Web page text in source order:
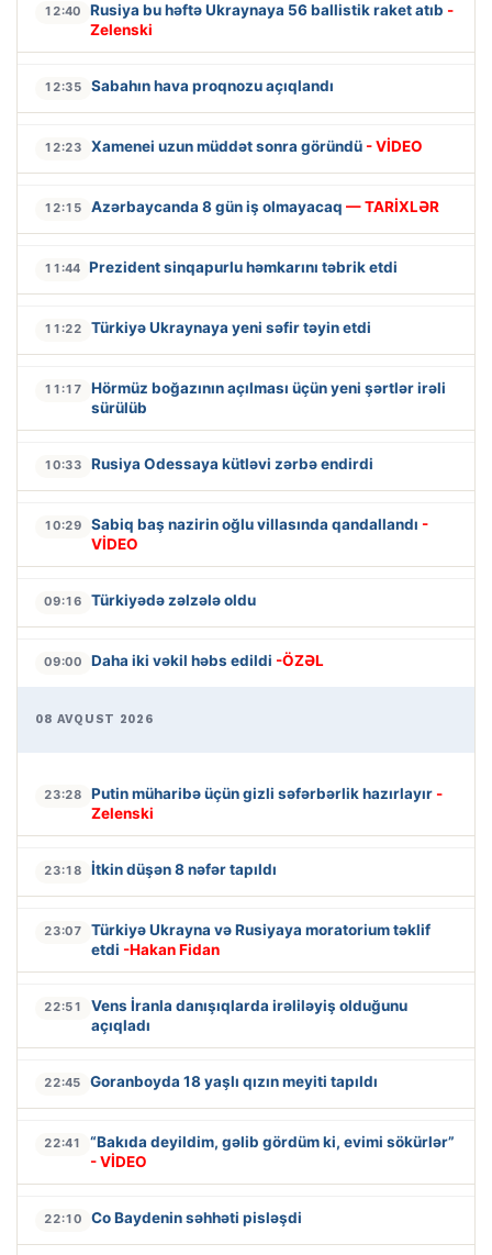
12:40 Rusiya bu həftə Ukraynaya 56 ballistik raket atıb -
Zelenski
12:35 Sabahın hava proqnozu açıqlandı
12:23 Xamenei uzun müddət sonra göründü - VİDEO
12:15 Azərbaycanda 8 gün iş olmayacaq — TARİXLƏR
11:44 Prezident sinqapurlu həmkarını təbrik etdi
11:22 Türkiyə Ukraynaya yeni səfir təyin etdi
11:17
Hörmüz boğazının açılması üçün yeni şərtlər irəli
sürülüb
10:33 Rusiya Odessaya kütləvi zərbə endirdi
10:29 Sabiq baş nazirin oğlu villasında qandallandı -
VİDEO
09:16 Türkiyədə zəlzələ oldu
09:00 Daha iki vəkil həbs edildi -ÖZƏL
08 AVQUST 2026
23:28 Putin müharibə üçün gizli səfərbərlik hazırlayır -
Zelenski
23:18 İtkin düşən 8 nəfər tapıldı
23:07
Türkiyə Ukrayna və Rusiyaya moratorium təklif
etdi -Hakan Fidan
22:51
Vens İranla danışıqlarda irəliləyiş olduğunu
açıqladı
22:45 Goranboyda 18 yaşlı qızın meyiti tapıldı
22:41
“Bakıda deyildim, gəlib gördüm ki, evimi sökürlər”
- VİDEO
22:10 Co Baydenin səhhəti pisləşdi